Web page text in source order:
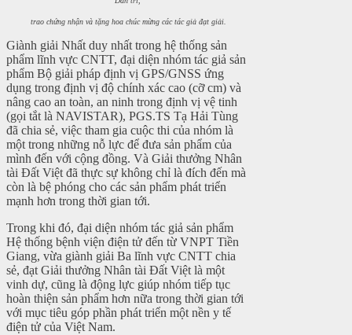
trao chứng nhận và tặng hoa chúc mừng các tác giả đạt giải.
Giành giải Nhất duy nhất trong hệ thống sản
phẩm lĩnh vực CNTT, đại diện nhóm tác giả sản
phẩm Bộ giải pháp định vị GPS/GNSS ứng
dụng trong định vị độ chính xác cao (cỡ cm) và
nâng cao an toàn, an ninh trong định vị vệ tinh
(gọi tắt là NAVISTAR), PGS.TS Tạ Hải Tùng
đã chia sẻ, việc tham gia cuộc thi của nhóm là
một trong những nỗ lực để đưa sản phẩm của
mình đến với cộng đồng. Và Giải thưởng Nhân
tài Đất Việt đã thực sự không chỉ là đích đến mà
còn là bệ phóng cho các sản phẩm phát triển
mạnh hơn trong thời gian tới.
Trong khi đó, đại diện nhóm tác giả sản phẩm
Hệ thống bệnh viện điện tử đến từ VNPT Tiền
Giang, vừa giành giải Ba lĩnh vực CNTT chia
sẻ, đạt Giải thưởng Nhân tài Đất Việt là một
vinh dự, cũng là động lực giúp nhóm tiếp tục
hoàn thiện sản phẩm hơn nữa trong thời gian tới
với mục tiêu góp phần phát triển một nền y tế
điện tử của Việt Nam.